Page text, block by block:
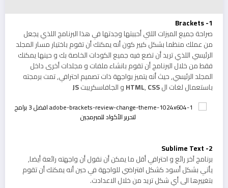
1- Brackets
صراحة جميع الميزات اللتي أحببتها وجدتها في هذا البرنامج اللذي يجعل
من عملك منظما بشكل كبير كون أنه يمكنك أن تقوم باختيار مسار المجلد
الرئيسي اللذي تريد أن تضع فيه جميع الكودات الخاصة بك و حينها يمكنك
فقط من خلال البرنامج أن تقوم بانشاء ملفات و مجلدات أخرى داخل
المجلد الرئيسي, حيث أنه يتميز بواجهة ذات تصميم احترافي, تمت برمجته
باستعمال لغات ال
HTML,CSS و الجافاسكريبتJS
2- Sublime Text
برنامج آخر رائع و احترافي أقل ما يمكن أن نقول أن واجهته رائعة أيضا,
يأتي بشكل أسود كشكل افتراضي للواجهة في حين أنه يمكنك أن تقوم
بتغييرها الى أي شكل تريد من خلال الاعدادت.